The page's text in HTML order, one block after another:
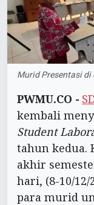
Murid Presentasi di
PWMU.CO -
kembali
Student
tahun kedua.
akhir
hari, (8-10/
para murid